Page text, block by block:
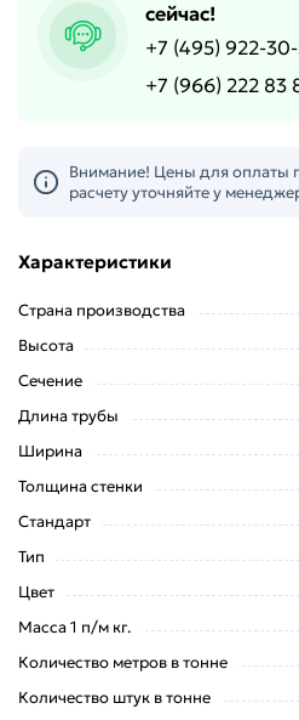
сейчас!
+7 (495) 922-
+7 (966) 222 83
Внимание! Цены для оплаты
расчету уточняйте у
Характеристики
Страна производства
Высота
Сечение
Длина трубы
Ширина
Толщина стенки
Стандарт
Тип
Цвет
Масса 1 п/м кг.
Количество метров в тонне
Количество штук в тонне